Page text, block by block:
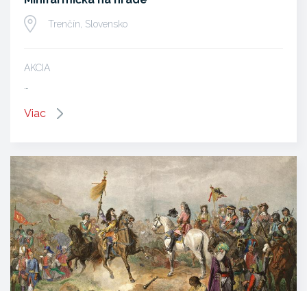
Trenčín, Slovensko
AKCIA
Viac